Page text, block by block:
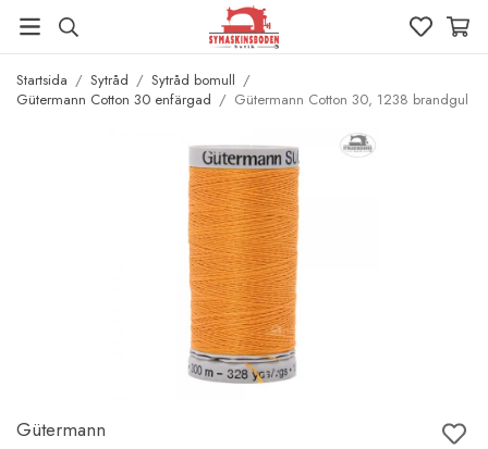
Startsida / Sytråd / Sytråd bomull /
Gütermann Cotton 30 enfärgad / Gütermann Cotton 30, 1238 brandgul
Gütermann